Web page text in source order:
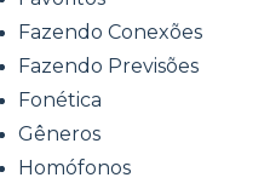
Fazendo Conexões
Fazendo Previsões
Fonética
Gêneros
Homófonos